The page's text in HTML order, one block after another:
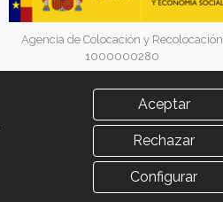
Agencia de Colocación y Recolocación
1000000280
Aceptar
Rechazar
Configurar